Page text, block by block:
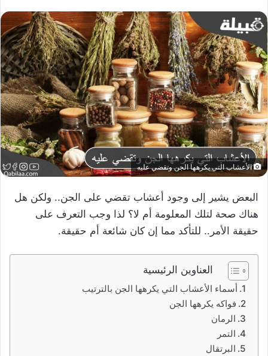
الأعشاب التي يكرهها الجن وتقضي عليه
البعض يشير إلى وجود أعشاب تقضي على الجن.. ولكن هل
هناك صحة لتلك المعلومة أم لا؟ لذا وجب التعرف على
حقيقة الأمر.. للتأكد مما إن كان شائعة أم حقيقة.
العناوين الرئيسية
أسماء الأعشاب التي يكرهها الجن بالترتيب
فواكه يكرهها الجن
الرمان
التمر
البرتقال